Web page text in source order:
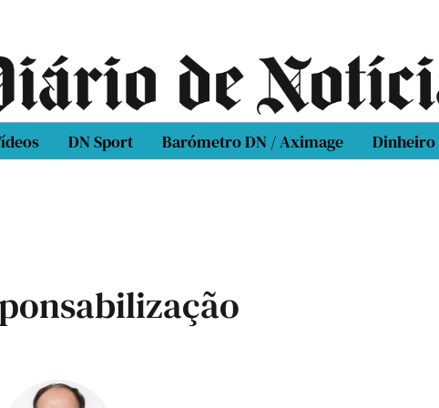
DN Sport Barómetro DN / Aximage Dinheiro